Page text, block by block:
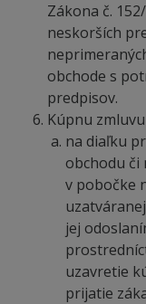
Zákona č.
neskorších
obchode s
predpisov.
Kúpnu
na diaľku
obchodu či
v pobočke
jej
uzavretie
prijatie